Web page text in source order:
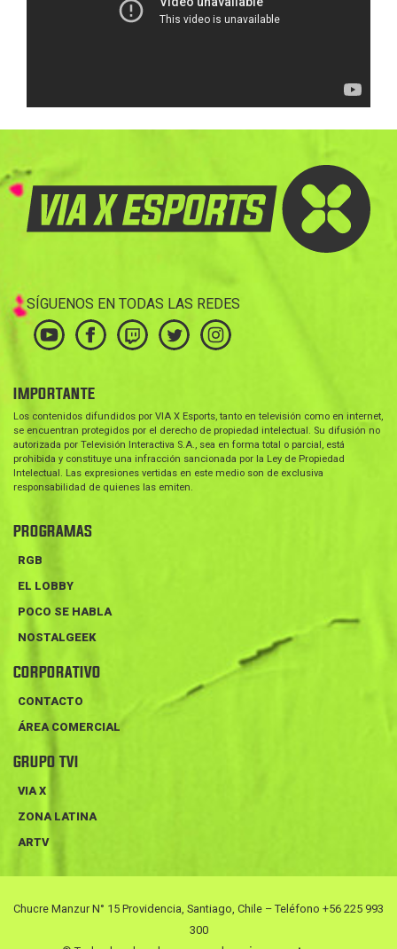
SÍGUENOS EN TODAS LAS REDES
IMPORTANTE
Los contenidos difundidos por VIA X Esports, tanto en televisión como en internet,
se encuentran protegidos por el derecho de propiedad intelectual. Su difusión no
autorizada por Televisión Interactiva S.A., sea en forma total o parcial, está
prohibida y constituye una infracción sancionada por la Ley de Propiedad
Intelectual. Las expresiones vertidas en este medio son de exclusiva
responsabilidad de quienes las emiten.
PROGRAMAS
RGB
EL LOBBY
POCO SE HABLA
NOSTALGEEK
CORPORATIVO
CONTACTO
ÁREA COMERCIAL
GRUPO TVI
VIA X
ZONA LATINA
ARTV
Chucre Manzur N° 15 Providencia, Santiago, Chile – Teléfono +56 225 993
300